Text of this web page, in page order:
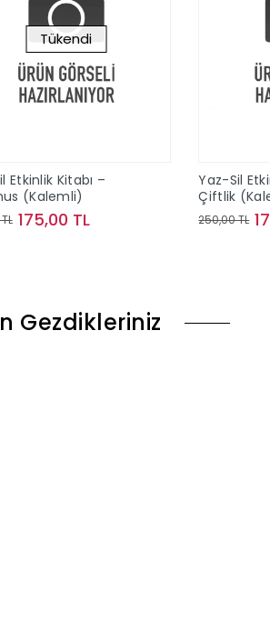
Tükendi
Etkinlik Kitabı –
(Kalemli)
175,00 TL
Yaz-Sil
Çiftlik
250,00 TL
Gezdikleriniz